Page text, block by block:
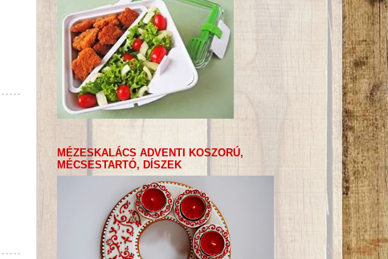
MÉZESKALÁCS ADVENTI KOSZORÚ,
MÉCSESTARTÓ, DÍSZEK